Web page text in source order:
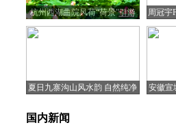
杭州西湖曲院风荷“荷景”引游
人
周冠宇
夏日九寨沟山风水韵 自然纯净
安徽宣
国内新闻